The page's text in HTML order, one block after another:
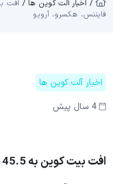
/ اخبار آلت کوین ها /
فایننس، هکسرو، آرویو
اخبار آلت کوین ها
4 سال پیش